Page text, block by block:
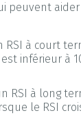
peuvent
RSI à court
inférieur à
RSI à long
le RSI